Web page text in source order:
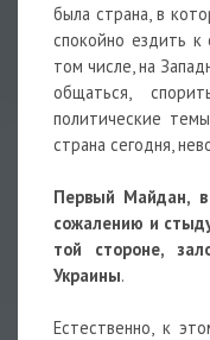
была страна, в
спокойно ездить
том числе, на
общаться,
политические
страна сегодня,
Первый Майдан,
сожалению и
той стороне,
Украины.
Естественно, к